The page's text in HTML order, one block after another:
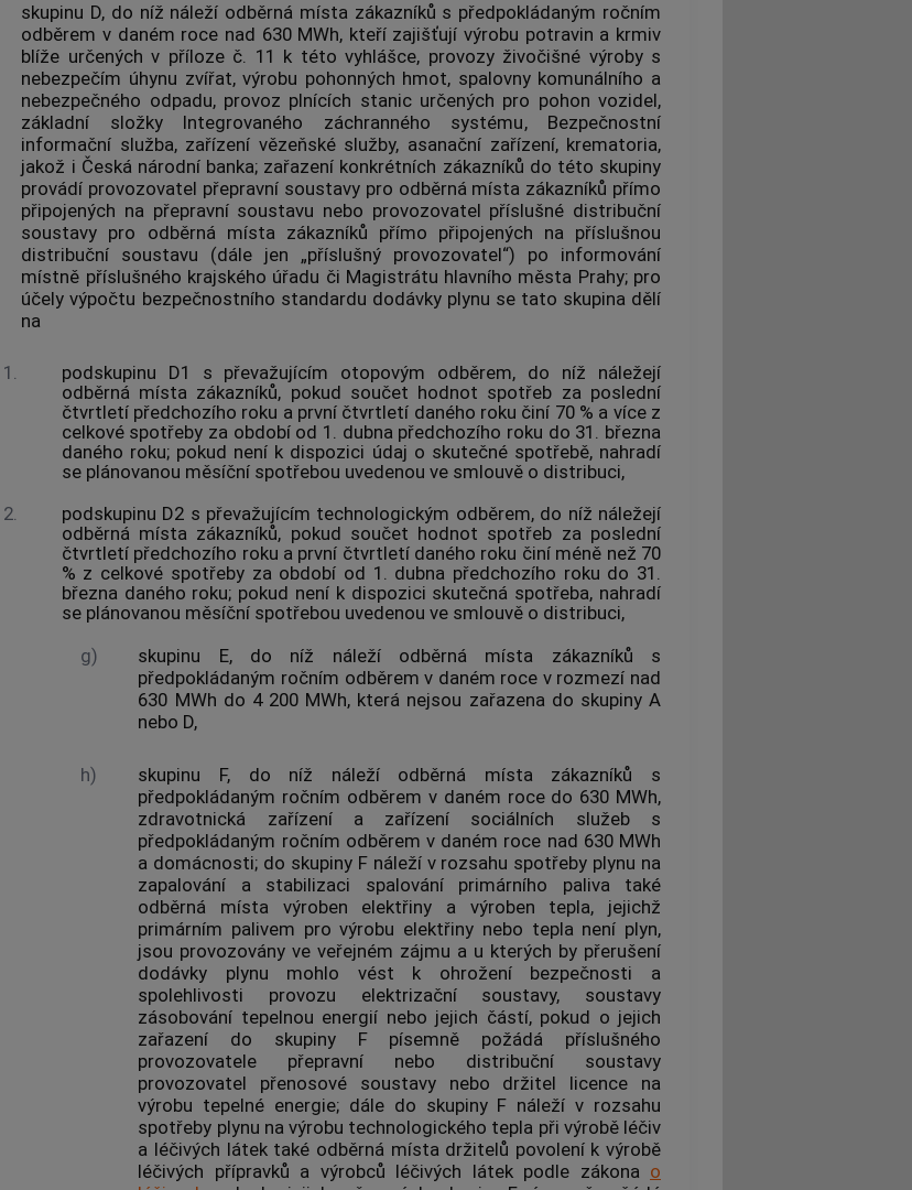
skupinu D, do níž náleží odběrná místa zákazníků s předpokládaným ročním
odběrem v daném roce nad 630 MWh, kteří zajišťují výrobu potravin a krmiv
blíže určených v příloze č. 11 k této vyhlášce, provozy živočišné výroby s
nebezpečím úhynu zvířat, výrobu pohonných hmot, spalovny komunálního a
nebezpečného odpadu, provoz plnících stanic určených pro pohon vozidel,
základní složky Integrovaného záchranného systému, Bezpečnostní
informační služba, zařízení vězeňské služby, asanační zařízení, krematoria,
jakož i Česká národní banka; zařazení konkrétních zákazníků do této skupiny
provádí provozovatel přepravní soustavypro odběrná místa zákazníků přímo
připojených na přepravní soustavu nebo provozovatel příslušné distribuční
soustavy pro odběrná místa zákazníků přímo připojených na příslušnou
distribuční soustavu (dále jen „příslušný provozovatel“) po informování
místně příslušného krajského úřadu či Magistrátu hlavního města Prahy; pro
účely výpočtu bezpečnostního standardu dodávky plynu se tato skupina dělí
na
1.
podskupinu D1 s převažujícím otopovým odběrem, do níž náležejí
odběrná místa zákazníků, pokud součet hodnot spotřeb za poslední
čtvrtletí předchozího roku a první čtvrtletí daného roku činí 70 % a více z
celkové spotřeby za období od 1. dubna předchozího roku do 31. března
daného roku; pokud není k dispozici údaj o skutečné spotřebě, nahradí
se plánovanou měsíční spotřebou uvedenou ve smlouvě o distribuci,
2.
podskupinu D2 s převažujícím technologickým odběrem, do níž náležejí
odběrná místa zákazníků, pokud součet hodnot spotřeb za poslední
čtvrtletí předchozího roku a první čtvrtletí daného roku činí méně než 70
% z celkové spotřeby za období od 1. dubna předchozího roku do 31.
března daného roku; pokud není k dispozici skutečná spotřeba, nahradí
se plánovanou měsíční spotřebou uvedenou ve smlouvě o distribuci,
g)
skupinu E, do níž náleží odběrná místa zákazníků s
předpokládaným ročním odběrem v daném roce v rozmezí nad
630 MWh do 4 200 MWh, která nejsou zařazena do skupiny A
nebo D,
h) skupinu F, do níž náleží odběrná místa zákazníků s
předpokládaným ročním odběrem v daném roce do 630 MWh,
zdravotnická zařízení a zařízení sociálních služeb s
předpokládaným ročním odběrem v daném roce nad 630 MWh
a domácnosti; do skupiny F náleží v rozsahu spotřeby plynu na
zapalování a stabilizaci spalování primárního paliva také
odběrná místa
výroben elektřiny a výroben tepla, jejichž
primárním palivem pro výrobu elektřiny nebo tepla není plyn,
jsou provozovány ve veřejném zájmu a u kterých by přerušení
dodávky plynu mohlo vést k ohrožení bezpečnosti a
spolehlivosti provozu elektrizační soustavy, soustavy
zásobování tepelnou energií nebo jejich částí, pokud o jejich
zařazení do skupiny F písemně požádá příslušného
provozovatele přepravní nebo distribuční soustavy
provozovatel přenosové soustavynebo držitel licence na
výrobu tepelné energie; dále do skupiny F náleží v rozsahu
spotřeby plynu na výrobu technologického tepla při výrobě léčiv
a léčivých látek také odběrná místa držitelů povolení k výrobě
léčivých přípravků a výrobců léčivých látek podle zákona o